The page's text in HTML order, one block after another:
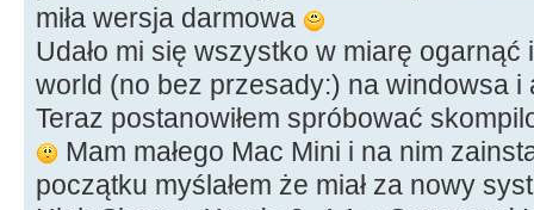
miła wersja darmowa
Udało mi się wszystko w miarę
world (no bez przesady:) na windowsa i
Teraz postanowiłem spróbować
Mam małego Mac Mini i na nim
początku myślałem że miał za nowy